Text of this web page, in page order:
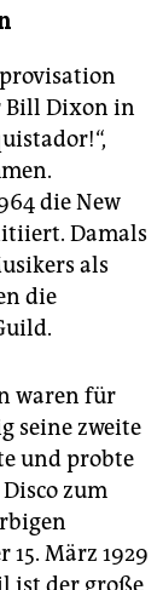
Bill Dixon in
die New
Damals
als
die
waren für
seine zweite
und probte
zum
15. März 1929